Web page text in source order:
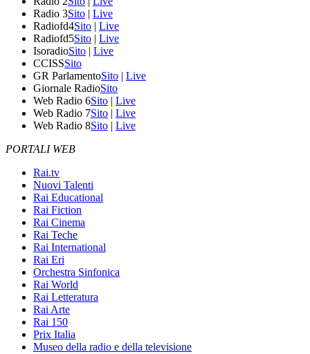
Radio 3Sito | Live
Radiofd4Sito | Live
Radiofd5Sito | Live
IsoradioSito | Live
CCISSSito
GR ParlamentoSito | Live
Giornale RadioSito
Web Radio 6Sito | Live
Web Radio 7Sito | Live
Web Radio 8Sito | Live
PORTALI WEB
Rai.tv
Nuovi Talenti
Rai Educational
Rai Fiction
Rai Cinema
Rai Teche
Rai International
Rai Eri
Orchestra Sinfonica
Rai World
Rai Letteratura
Rai Arte
Rai 150
Prix Italia
Museo della radio e della televisione